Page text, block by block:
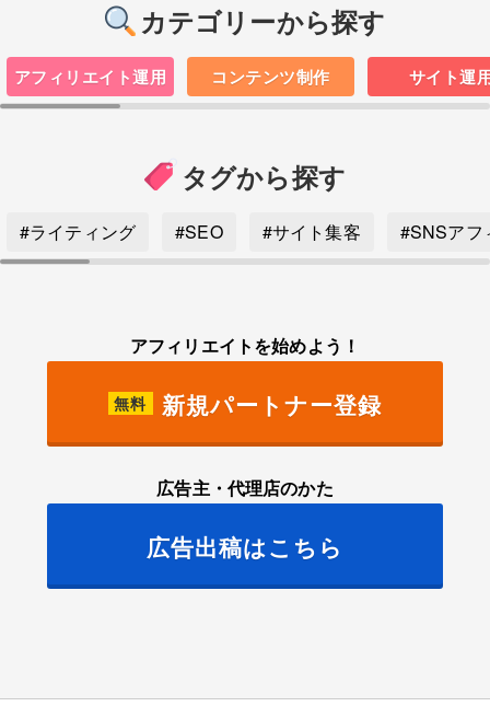
カテゴリーから探す
アフィリエイト運用 コンテンツ制作 サイト運
タグから探す
#ライティング #SEO #サイト集客 #SNSアフ
アフィリエイトを始めよう！
無料 新規パートナー登録
広告主・代理店のかた
広告出稿はこちら